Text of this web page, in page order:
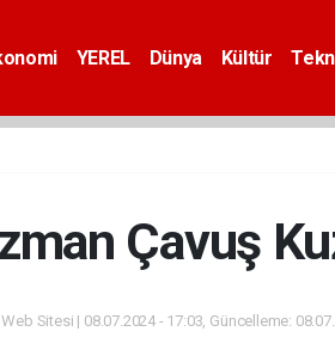
YEREL Dünya Kültür
Çavuş
Sitesi | 08.07.2024 - 17:03, Güncelleme: